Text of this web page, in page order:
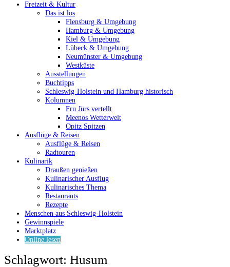
Freizeit & Kultur
Das ist los
Flensburg & Umgebung
Hamburg & Umgebung
Kiel & Umgebung
Lübeck & Umgebung
Neumünster & Umgebung
Westküste
Ausstellungen
Buchtipps
Schleswig-Holstein und Hamburg historisch
Kolumnen
Fru Jürs vertellt
Meenos Wetterwelt
Opitz Spitzen
Ausflüge & Reisen
Ausflüge & Reisen
Radtouren
Kulinarik
Draußen genießen
Kulinarischer Ausflug
Kulinarisches Thema
Restaurants
Rezepte
Menschen aus Schleswig-Holstein
Gewinnspiele
Marktplatz
Online lesen
Schlagwort: Husum